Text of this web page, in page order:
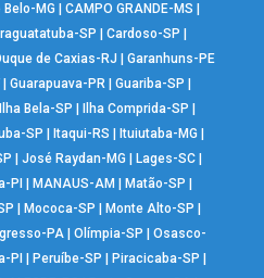
Belo-MG |CAMPO GRANDE-MS
SP Cardoso-SP
de Caxias-RJ
Garanhuns-PE
| Guarapuava-PR| Guariba-SP
Ilha Bela-SP Ilha Comprida-SP
SP Itaqui-RS Ituiutaba-MG
José Raydan-MG Lages-SC|
PI MANAUS-AM Matão-SP
Mococa-SP Monte Alto-SP
PA |Olímpia-SP |Osasco-
PI Peruíbe-SP Piracicaba-SP